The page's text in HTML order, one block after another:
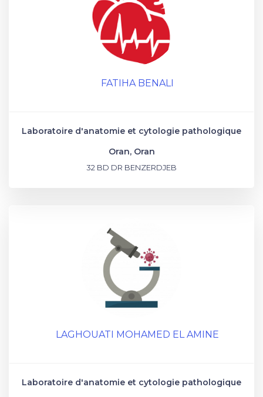
FATIHA BENALI
Laboratoire d'anatomie et cytologie pathologique
Oran, Oran
32 BD DR BENZERDJEB
LAGHOUATI MOHAMED EL AMINE
Laboratoire d'anatomie et cytologie pathologique